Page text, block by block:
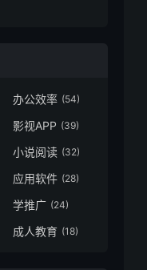
办公效率 (54)
影视APP (39)
小说阅读 (32)
应用软件 (28)
学推广 (24)
成人教育 (18)